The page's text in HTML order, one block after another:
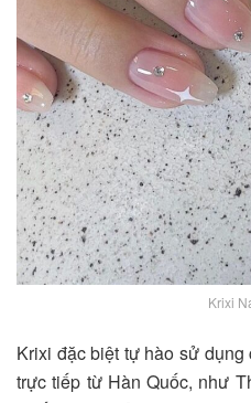
Krixi
Krixi đặc biệt tự hào sử
trực tiếp từ Hàn Quốc, như